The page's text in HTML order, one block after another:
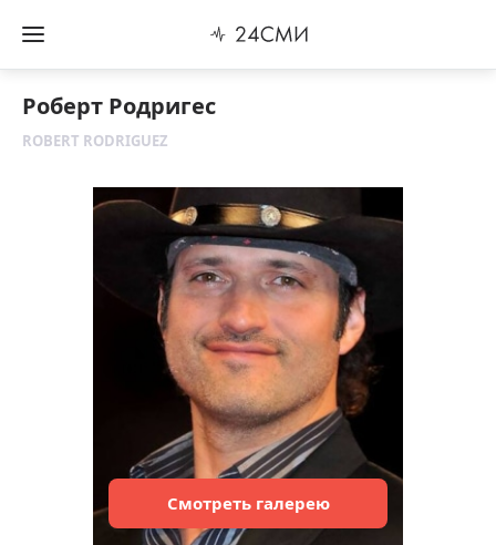
Роберт Родригес
ROBERT RODRIGUEZ
Смотреть галерею